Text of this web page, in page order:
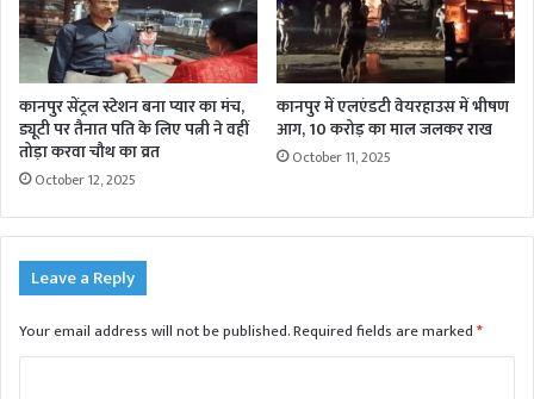
कानपुर सेंट्रल स्टेशन बना प्यार का मंच,
ड्यूटी पर तैनात पति के लिए पत्नी ने वहीं
तोड़ा करवा चौथ का व्रत
October 12, 2025
कानपुर में एलएंडटी वेयरहाउस में भीषण
आग, 10 करोड़ का माल जलकर राख
October 11, 2025
Leave a Reply
Your email address will not be published.Required fields are marked*